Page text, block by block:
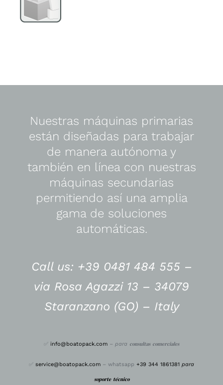
Nuestras máquinas primarias
están diseñadas para trabajar
de manera autónoma y
también en línea con nuestras
máquinas secundarias
permitiendo así una amplia
gama de soluciones
automáticas.
Call us: +39 0481 484 555 –
via Rosa Agazzi 13 – 34079
Staranzano (GO) – Italy
✅ info@boatopack.com – para 𝐜𝐨𝐧𝐬𝐮𝐥𝐭𝐚𝐬 𝐜𝐨𝐦𝐞𝐫𝐜𝐢𝐚𝐥𝐞𝐬
✅ service@boatopack.com – whatsapp +39 344 1861381 para
𝐬𝐨𝐩𝐨𝐫𝐭𝐞 𝐭𝐞́𝐜𝐧𝐢𝐜𝐨